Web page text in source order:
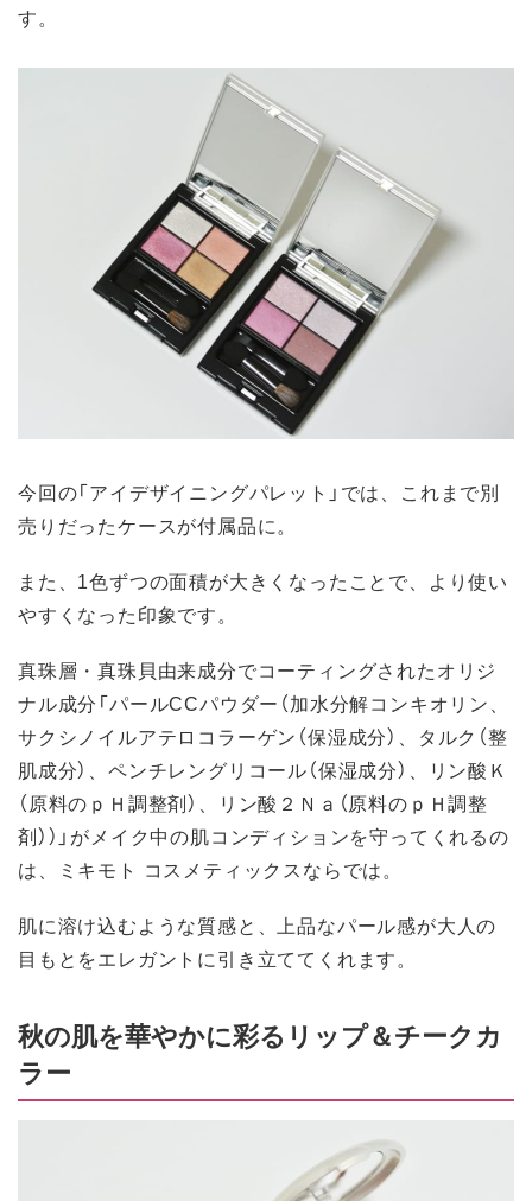
す。
今回の「アイデザイニングパレット」では、これまで別
売りだったケースが付属品に。
また、1色ずつの面積が大きくなったことで、より使い
やすくなった印象です。
真珠層・真珠貝由来成分でコーティングされたオリジ
ナル成分「パールCCパウダー（加水分解コンキオリン、
サクシノイルアテロコラーゲン（保湿成分）、タルク（整
肌成分）、ペンチレングリコール（保湿成分）、リン酸Ｋ
（原料のｐＨ調整剤）、リン酸２Ｎａ（原料のｐＨ調整
剤））」がメイク中の肌コンディションを守ってくれるの
は、ミキモト コスメティックスならでは。
肌に溶け込むような質感と、上品なパール感が大人の
目もとをエレガントに引き立ててくれます。
秋の肌を華やかに彩るリップ＆チークカ
ラー